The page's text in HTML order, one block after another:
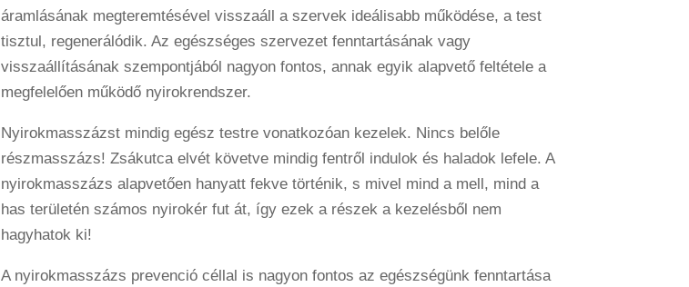
áramlásának megteremtésével visszaáll a szervek ideálisabb működése, a test
tisztul, regenerálódik. Az egészséges szervezet fenntartásának vagy
visszaállításának szempontjából nagyon fontos, annak egyik alapvető feltétele a
megfelelően működő nyirokrendszer.
Nyirokmasszázst mindig egész testre vonatkozóan kezelek. Nincs belőle
részmasszázs! Zsákutca elvét követve mindig fentről indulok és haladok lefele. A
nyirokmasszázs alapvetően hanyatt fekve történik, s mivel mind a mell, mind a
has területén számos nyirokér fut át, így ezek a részek a kezelésből nem
hagyhatok ki!
A nyirokmasszázs prevenció céllal is nagyon fontos az egészségünk fenntartása